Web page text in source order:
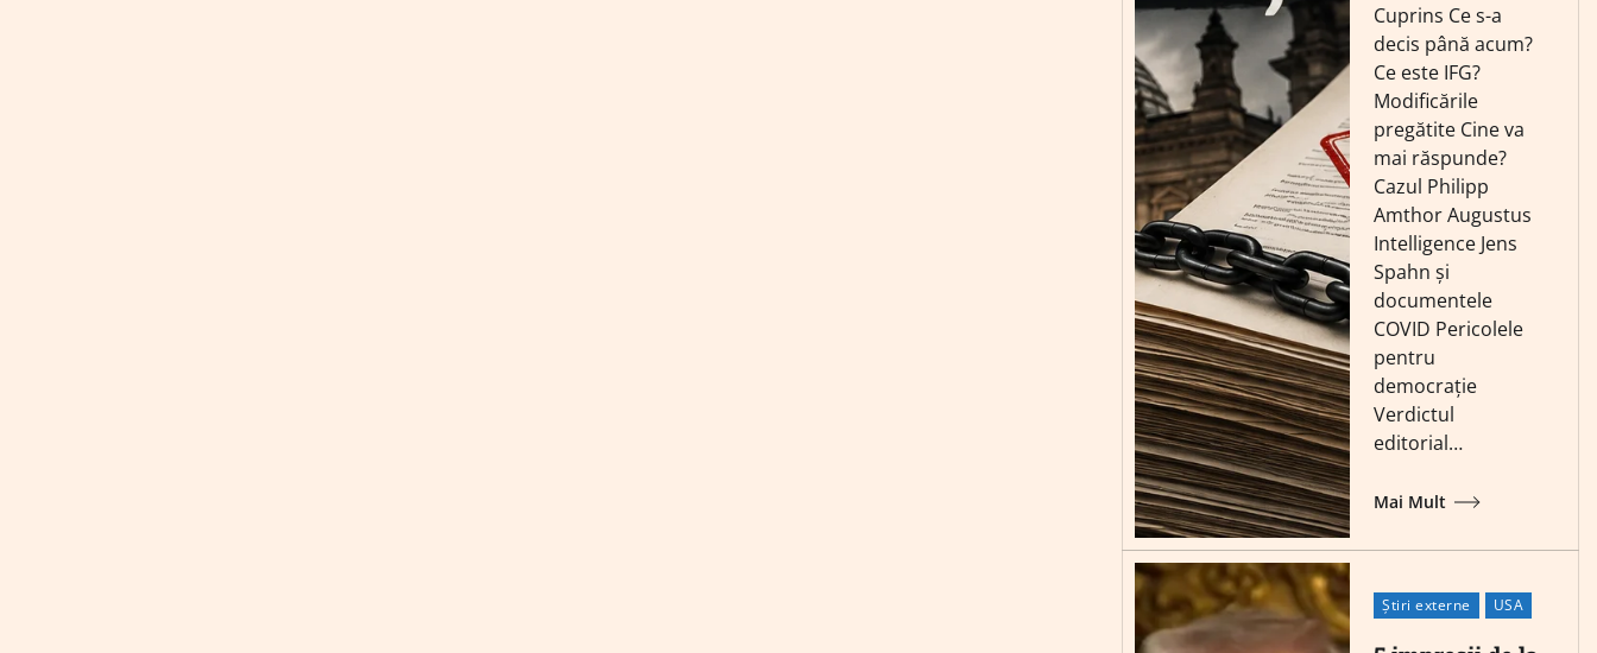
Cuprins Ce s-a
decis până acum?
Ce este IFG?
Modificările
pregătite Cine va
mai răspunde?
Cazul Philipp
Amthor Augustus
Intelligence Jens
Spahn și
documentele
COVID Pericolele
pentru
democrație
Verdictul
editorial…
Mai Mult
Știri externe USA